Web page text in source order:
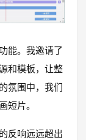
能。我邀请了
和模板，让整
氛围中，我们
短片。
反响远远超出